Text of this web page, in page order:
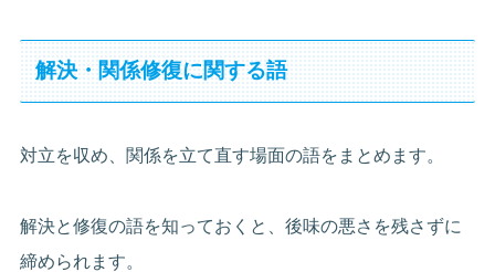
解決・関係修復に関する語
対立を収め、関係を立て直す場面の語をまとめます。
解決と修復の語を知っておくと、後味の悪さを残さずに
締められます。